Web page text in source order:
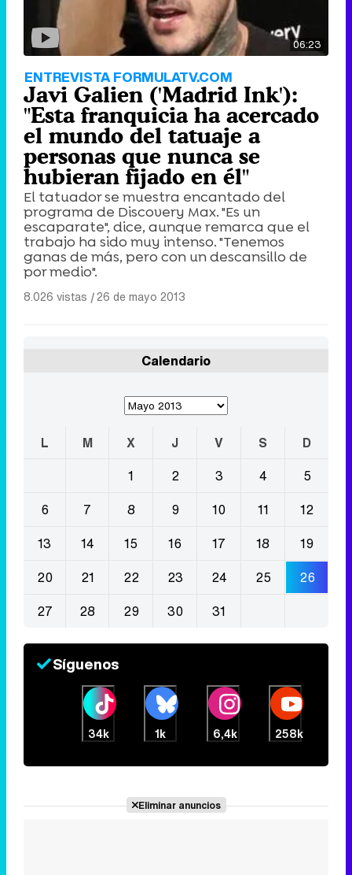
06:23
ENTREVISTA FORMULATV.COM
Javi Galien ('Madrid Ink'):
"Esta franquicia ha acercado
el mundo del tatuaje a
personas que nunca se
hubieran fijado en él"
El tatuador se muestra encantado del
programa de Discovery Max. "Es un
escaparate", dice, aunque remarca que el
trabajo ha sido muy intenso. "Tenemos
ganas de más, pero con un descansillo de
por medio".
8.026 vistas |26 de mayo 2013
Calendario
L M X J V S
D
1
2 3 4
5
6
7 8 9 10 11
12
13
14 15 16 17 18
19
20
21 22 23 24 25
26
27
28 29 30 31
Síguenos
34k 1k 6,4k 258k
Eliminar anuncios